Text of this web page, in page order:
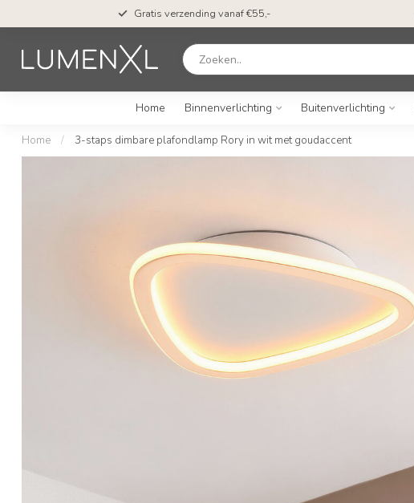
Gratis verzending vanaf €55,-
Home Binnenverlichting Buitenverlichting
Home / 3-staps dimbare plafondlamp Rory in wit met goudaccent